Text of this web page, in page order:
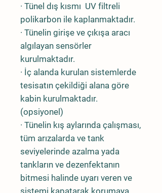
· Tünel dış kısmı UV filtreli
polikarbon ile kaplanmaktadır.
· Tünelin girişe ve çıkışa aracı
algılayan sensörler
kurulmaktadır.
· İç alanda kurulan sistemlerde
tesisatın çekildiği alana göre
kabin kurulmaktadır.
(opsiyonel)
· Tünelin kış aylarında çalışması,
tüm arızalarda ve tank
seviyelerinde azalma yada
tankların ve dezenfektanın
bitmesi halinde uyarı veren ve
sistemi kapatarak korumaya